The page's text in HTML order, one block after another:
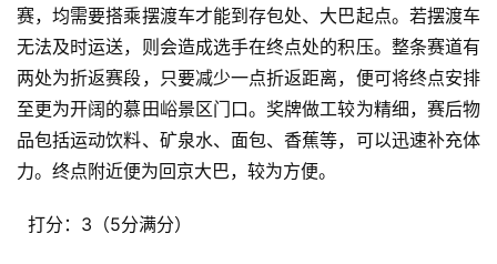
精
选
运
动
集
赛，均需要搭乘摆渡车才能到存包处、大巴起点。若摆渡车
无法及时运送，则会造成选手在终点处的积压。整条赛道有
两处为折返赛段，只要减少一点折返距离，便可将终点安排
至更为开阔的慕田峪景区门口。奖牌做工较为精细，赛后物
品包括运动饮料、矿泉水、面包、香蕉等，可以迅速补充体
力。终点附近便为回京大巴，较为方便。
  打分：3（5分满分）